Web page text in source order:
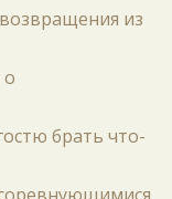
из
о
брать что-